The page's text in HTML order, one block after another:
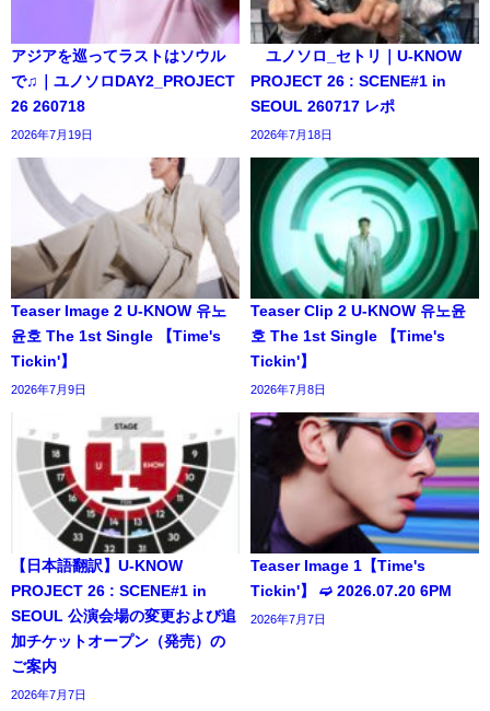
アジアを巡ってラストはソウル
で♫｜ユノソロDAY2_PROJECT
26 260718
2026年7月19日
ユノソロ_セトリ｜U-KNOW
PROJECT 26 : SCENE#1 in
SEOUL 260717 レポ
2026年7月18日
Teaser Image 2 U-KNOW 유노
윤호 The 1st Single 【Time's
Tickin'】
2026年7月9日
Teaser Clip 2 U-KNOW 유노윤
호 The 1st Single 【Time's
Tickin'】
2026年7月8日
【日本語翻訳】U-KNOW
PROJECT 26 : SCENE#1 in
SEOUL 公演会場の変更および追
加チケットオープン（発売）の
ご案内
2026年7月7日
Teaser Image 1【Time's
Tickin'】 ➫ 2026.07.20 6PM
2026年7月7日